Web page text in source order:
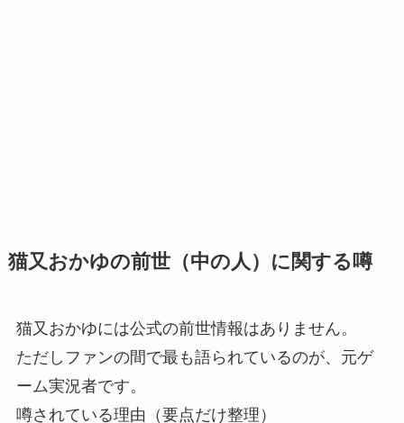
猫又おかゆの前世（中の人）に関する噂
猫又おかゆには公式の前世情報はありません。
ただしファンの間で最も語られているのが、元ゲ
ーム実況者です。
噂されている理由（要点だけ整理）